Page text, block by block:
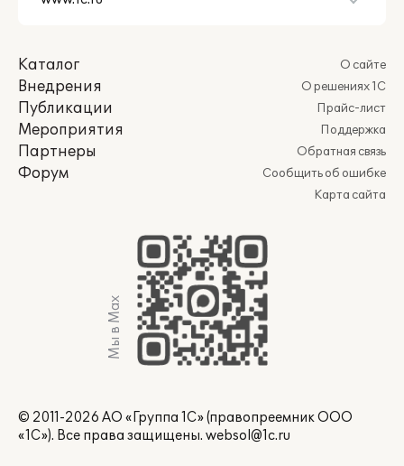
Каталог
Внедрения
Публикации
Мероприятия
Партнеры
Форум
О сайте
О решениях 1С
Прайс-лист
Поддержка
Обратная связь
Сообщить об ошибке
Карта сайта
Мы в Max
© 2011-2026 АО «Группа 1С» (правопреемник ООО
«1С»). Все права защищены. websol@1c.ru